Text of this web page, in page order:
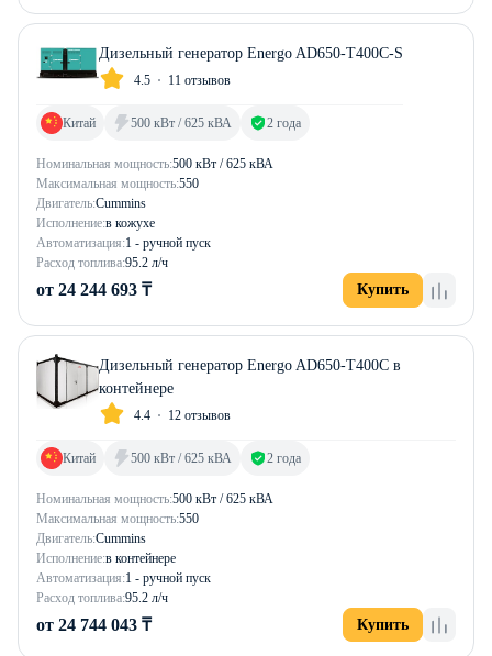
Дизельный генератор Energo AD650-T400C-S
4.5 11 отзывов
Номинальная мощность:500 кВт / 625 кВА
Максимальная мощность:550
Двигатель:Cummins
Исполнение:в кожухе
Автоматизация:1 - ручной пуск
Расход топлива:95.2 л/ч
Китай 500 кВт / 625 кВА 2 года
от 24 244 693 ₸ Купить
Дизельный генератор Energo AD650-T400C в
контейнере
4.4 12 отзывов
Номинальная мощность:500 кВт / 625 кВА
Максимальная мощность:550
Двигатель:Cummins
Исполнение:в контейнере
Автоматизация:1 - ручной пуск
Расход топлива:95.2 л/ч
Китай 500 кВт / 625 кВА 2 года
от 24 744 043 ₸ Купить